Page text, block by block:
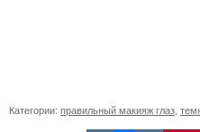
Категории: правильный макияж глаз